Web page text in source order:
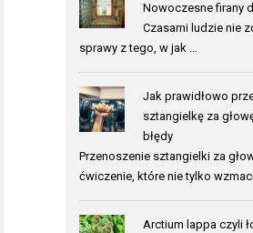
Nowoczesne firany
Czasami ludzie nie
sprawy z tego, w jak …
Jak prawidłowo
sztangielkę za
błędy
Przenoszenie sztangielki za
ćwiczenie, które nie tylko
Arctium lappa czyli